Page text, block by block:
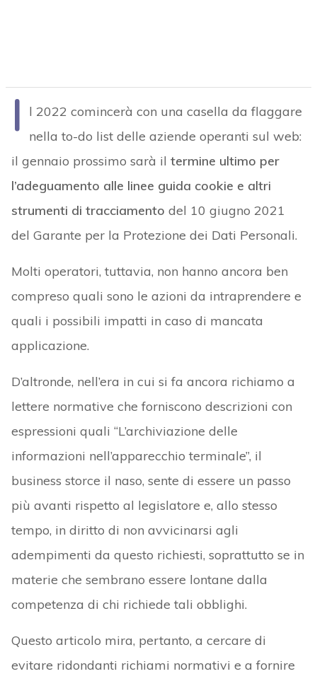
I
l 2022 comincerà con una casella da flaggare
nella to-do list delle aziende operanti sul web:
il gennaio prossimo sarà il termine ultimo per
l’adeguamento alle linee guida cookie e altri
strumenti di tracciamento del 10 giugno 2021
del Garante per la Protezione dei Dati Personali.
Molti operatori, tuttavia, non hanno ancora ben
compreso quali sono le azioni da intraprendere e
quali i possibili impatti in caso di mancata
applicazione.
D’altronde, nell’era in cui si fa ancora richiamo a
lettere normative che forniscono descrizioni con
espressioni quali “L’archiviazione delle
informazioni nell’apparecchio terminale”, il
business storce il naso, sente di essere un passo
più avanti rispetto al legislatore e, allo stesso
tempo, in diritto di non avvicinarsi agli
adempimenti da questo richiesti, soprattutto se in
materie che sembrano essere lontane dalla
competenza di chi richiede tali obblighi.
Questo articolo mira, pertanto, a cercare di
evitare ridondanti richiami normativi e a fornire